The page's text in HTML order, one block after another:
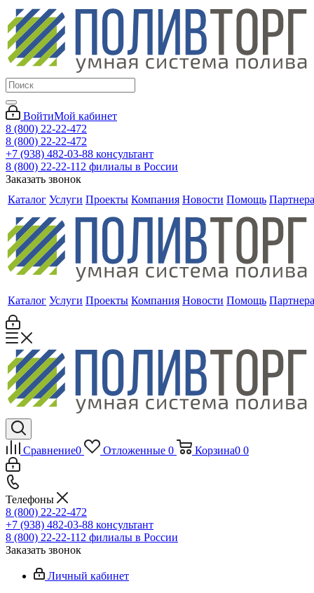
ВойтиМой кабинет
8 (800) 22-22-472
8 (800) 22-22-472
+7 (938) 482-03-88 консультант
8 (800) 22-22-112 филиалы в России
Заказать звонок
Каталог Услуги Проекты Компания Новости Помощь
Каталог Услуги Проекты Компания Новости Помощь
Сравнение0 Отложенные 0 Корзина0 0
Телефоны
8 (800) 22-22-472
+7 (938) 482-03-88 консультант
8 (800) 22-22-112 филиалы в России
Заказать звонок
Личный кабинет